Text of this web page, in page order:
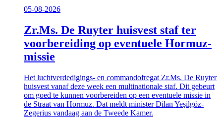
05-08-2026
Zr.Ms. De Ruyter huisvest staf ter
voorbereiding op eventuele Hormuz-
missie
Het luchtverdedigings- en commandofregat Zr.Ms. De Ruyter
huisvest vanaf deze week een multinationale staf. Dit gebeurt
om goed te kunnen voorbereiden op een eventuele missie in
de Straat van Hormuz. Dat meldt minister Dilan Yeşilgöz-
Zegerius vandaag aan de Tweede Kamer.